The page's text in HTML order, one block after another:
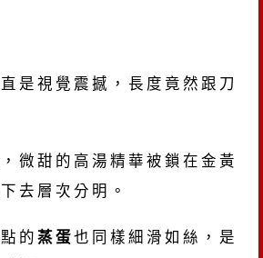
是視覺震撼，長度竟然跟刀
微甜的高湯精華被鎖在金黃
去層次分明。
的 蒸蛋也同樣細滑如絲，是